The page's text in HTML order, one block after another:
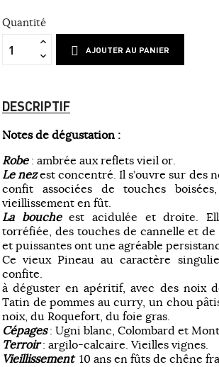
Quantité
AJOUTER AU PANIER
DESCRIPTIF
Notes de dégustation :
Robe: ambrée aux reflets vieil or.
Le nezest concentré. Il s’ouvre sur des
confit associées de touches
vieillissement en fût.
La boucheest acidulée et droite.
torréfiée, des touches de cannelle et de
et puissantes ont une agréable
Ce vieux Pineau au caractère
confite.
à déguster en apéritif, avec des noix
Tatin de pommes au curry, un chou
noix, du Roquefort, du foie gras.
Cépages: Ugni blanc, Colombard et
Terroir: argilo-calcaire. Vieilles vignes.
Vieillissement10 ans en fûts de chêne